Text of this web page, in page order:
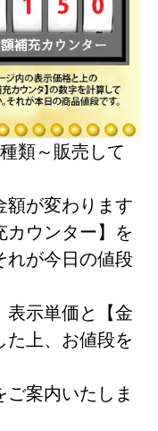
類～販売して
額が変わります
カウンター】を
れが今日の値段
表示単価と【金
た上、お値段を
案内いたしま